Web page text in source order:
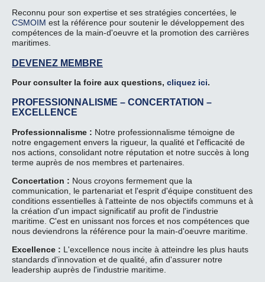
Reconnu pour son expertise et ses stratégies concertées, le
CSMOIM est la référence pour soutenir le développement des
compétences de la main-d'oeuvre et la promotion des carrières
maritimes.
DEVENEZ MEMBRE
Pour consulter la foire aux questions, cliquez ici.
PROFESSIONNALISME – CONCERTATION –
EXCELLENCE
Professionnalisme : Notre professionnalisme témoigne de
notre engagement envers la rigueur, la qualité et l'efficacité de
nos actions, consolidant notre réputation et notre succès à long
terme auprès de nos membres et partenaires.
Concertation : Nous croyons fermement que la
communication, le partenariat et l'esprit d'équipe constituent des
conditions essentielles à l'atteinte de nos objectifs communs et à
la création d'un impact significatif au profit de l'industrie
maritime. C'est en unissant nos forces et nos compétences que
nous deviendrons la référence pour la main-d'oeuvre maritime.
Excellence : L'excellence nous incite à atteindre les plus hauts
standards d'innovation et de qualité, afin d'assurer notre
leadership auprès de l'industrie maritime.